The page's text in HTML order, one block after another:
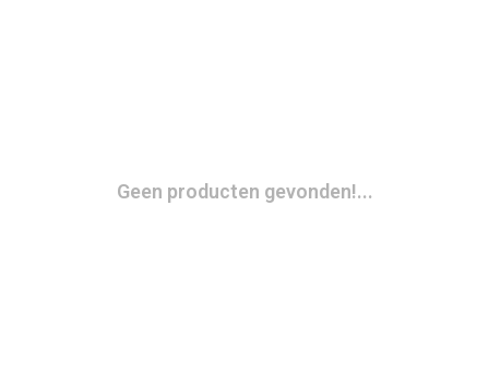
Geen producten gevonden!...